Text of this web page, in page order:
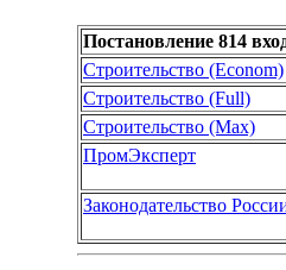
Постановление 814
Строительство (Econom)
Строительство (Full)
Строительство (Max)
ПромЭксперт
Законодательство